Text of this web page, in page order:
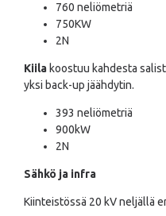
760 neliömetriä
750KW
2N
Kiila koostuu kahdesta
yksi back-up jäähdytin.
393 neliömetriä
900kW
2N
Sähkö ja infra
Kiinteistössä 20 kV neljällä